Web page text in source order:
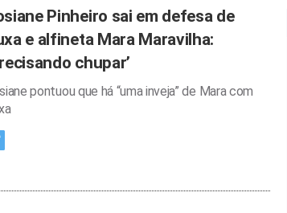
Pinheiro sai em defesa de
e alfineta Mara Maravilha:
chupar’
pontuou que há “uma inveja” de Mara com